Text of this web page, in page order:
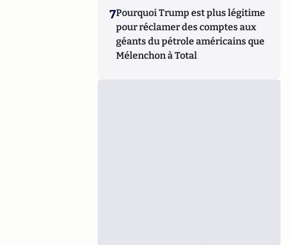
7Pourquoi Trump est plus légitime
pour réclamer des comptes aux
géants du pétrole américains que
Mélenchon à Total